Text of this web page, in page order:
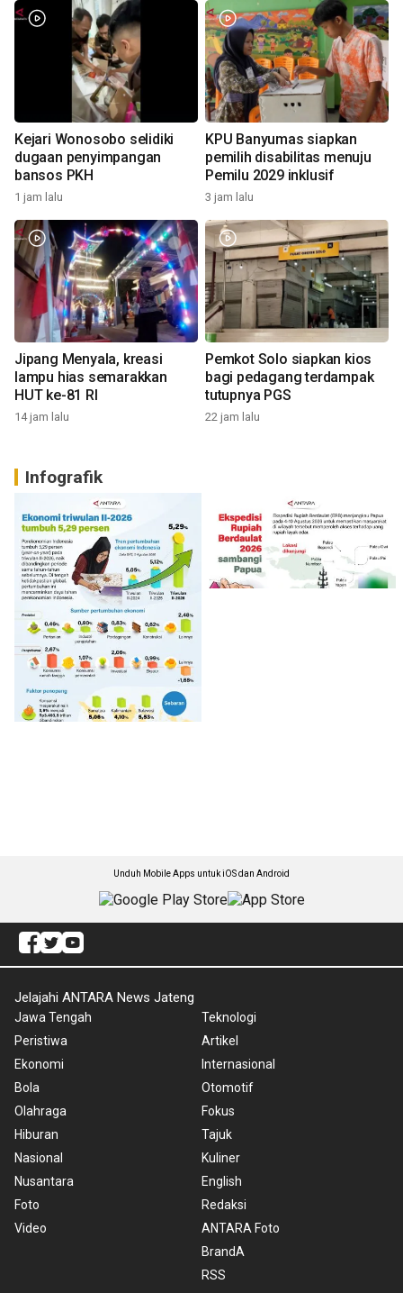
Kejari Wonosobo selidiki
dugaan penyimpangan
bansos PKH
1 jam lalu
KPU Banyumas siapkan
pemilih disabilitas menuju
Pemilu 2029 inklusif
3 jam lalu
Jipang Menyala, kreasi
lampu hias semarakkan
HUT ke-81 RI
14 jam lalu
Pemkot Solo siapkan kios
bagi pedagang terdampak
tutupnya PGS
22 jam lalu
Infografik
Unduh Mobile Apps untuk iOS dan Android
Jelajahi ANTARA News Jateng
Jawa Tengah
Peristiwa
Ekonomi
Bola
Olahraga
Hiburan
Nasional
Nusantara
Foto
Video
Teknologi
Artikel
Internasional
Otomotif
Fokus
Tajuk
Kuliner
English
Redaksi
ANTARA Foto
BrandA
RSS